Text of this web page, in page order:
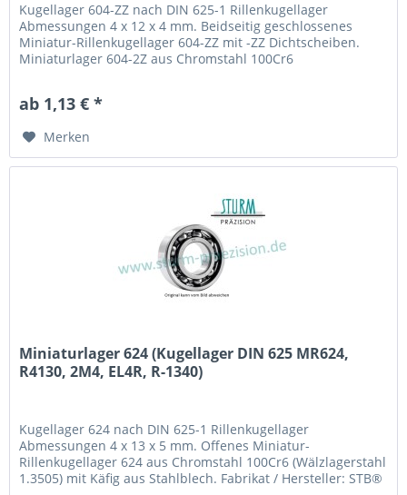
Kugellager 604-ZZ nach DIN 625-1 Rillenkugellager
Abmessungen 4 x 12 x 4 mm. Beidseitig geschlossenes
Miniatur-Rillenkugellager 604-ZZ mit -ZZ Dichtscheiben.
Miniaturlager 604-2Z aus Chromstahl 100Cr6
604 2Z
ab 1,13 € *
Merken
Miniaturlager 624 (Kugellager DIN 625 MR624,
R4130, 2M4, EL4R, R-1340)
Kugellager 624 nach DIN 625-1 Rillenkugellager
Abmessungen 4 x 13 x 5 mm. Offenes Miniatur-
Rillenkugellager 624 aus Chromstahl 100Cr6 (Wälzlagerstahl
1.3505) mit Käfig aus Stahlblech. Fabrikat / Hersteller: STB®